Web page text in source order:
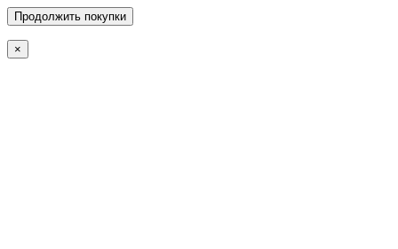
Продолжить покупки
×